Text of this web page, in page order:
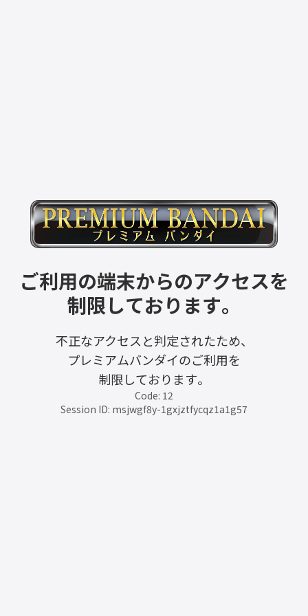
ご利用の端末からのアクセスを
制限しております。
不正なアクセスと判定されたため、
プレミアムバンダイのご利用を
制限しております。
Code: 12
Session ID: msjwgf8y-1gxjztfycqz1a1g57